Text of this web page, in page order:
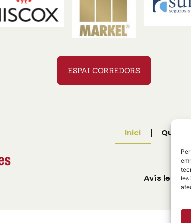
les
ESPAI CORREDORS
Inici Qui som
Avís legal